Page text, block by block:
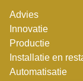
Advies
Innovatie
Productie
Installatie en
Automatisatie